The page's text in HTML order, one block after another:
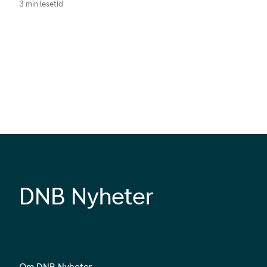
3 min lesetid
DNB Nyheter